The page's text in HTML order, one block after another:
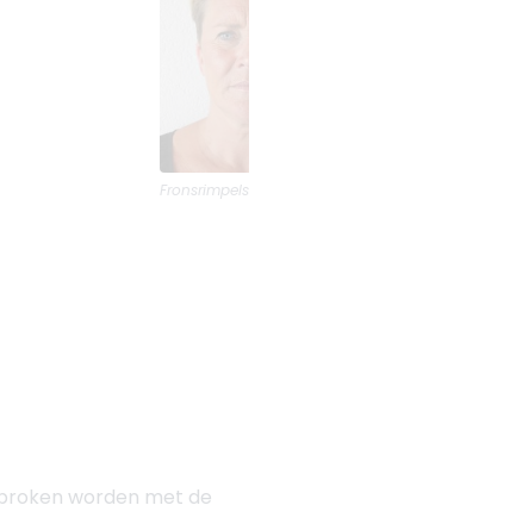
Fronsrimpels
worden met de